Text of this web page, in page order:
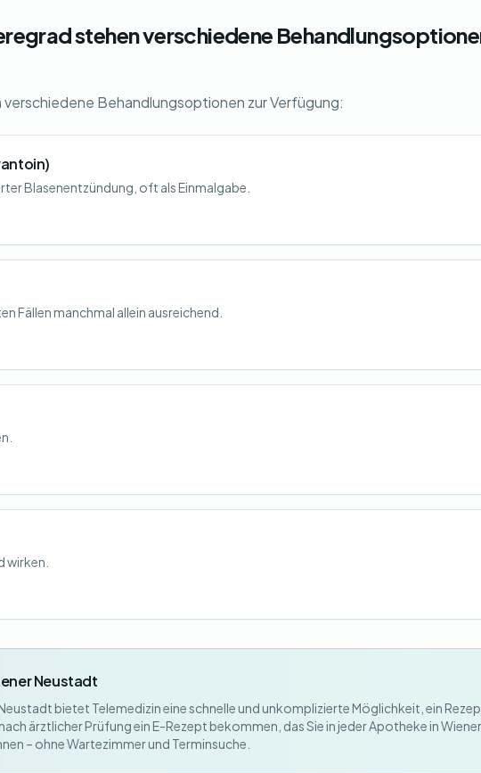
stehen verschiedene
Behandlungsoptionen zur Verfügung:
Blasenentzündung, oft als Einmalgabe.
Fällen manchmal allein ausreichend.
wirken.
Neustadt
bietet Telemedizin eine schnelle und unkomplizierte Möglichkeit, ein
ärztlicher Prüfung ein E-Rezept bekommen, das Sie in jeder Apotheke in Wiener
– ohne Wartezimmer und Terminsuche.